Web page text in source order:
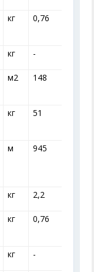
кг 0,76
кг -
м2 148
кг 51
м 945
кг 2,2
кг 0,76
кг -